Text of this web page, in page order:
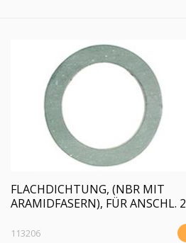
FLACHDICHTUNG, (NBR MIT
ARAMIDFASERN), FÜR ANSCHL. 2
113206